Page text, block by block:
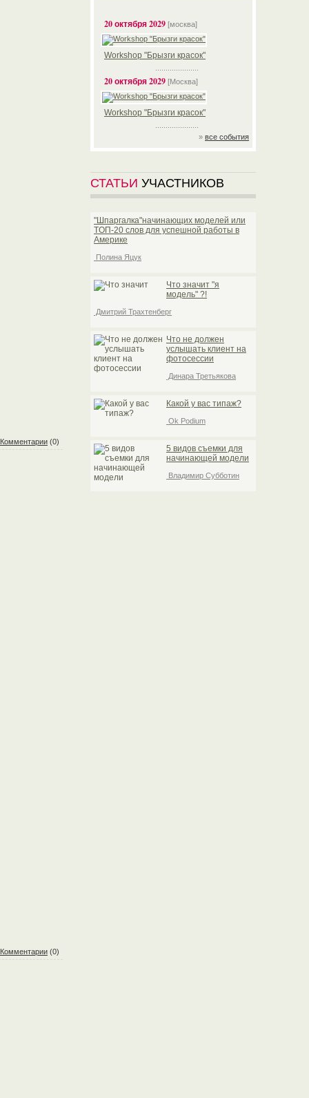
Комментарии (0)
Комментарии (0)
20 октября 2029 [москва]
Workshop "Брызги красок"
20 октября 2029 [Москва]
Workshop "Брызги красок"
» все события
СТАТЬИ УЧАСТНИКОВ
"Шпаргалка"начинающих моделей или
TOП-20 слов для успешной работы в
Америке
Полина Яцук
Что значит "я
модель" ?!
Дмитрий Трахтенберг
Что не должен
услышать клиент на
фотосессии
Динара Третьякова
Какой у вас типаж?
Ok Podium
5 видов съемки для
начинающей модели
Владимир Субботин